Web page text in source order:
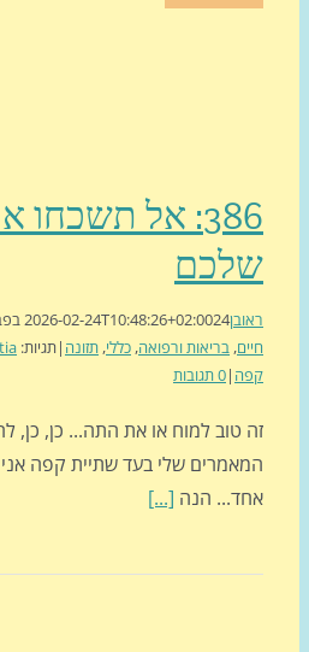
386: אל תשכחו את
2026-02-24T10:48:26+02:00
בריאות ורפואה,כללי,תזונה|תגיות: ,dementia
טוב למוח או את התה... כן, כן, לרשימה
שלי בעד שתיית קפה אני מצרף
הנה[...]